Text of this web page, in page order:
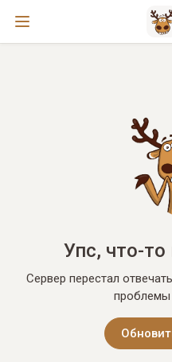
Упс, что-
Сервер перестал
проблемы